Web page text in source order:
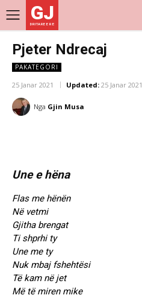
GJ
DRITARE E RE
Pjeter Ndrecaj
PAKATEGORI
25 Janar 2021 Updated: 25 Janar 2021
Nga Gjin Musa
Une e hëna
Flas me hënën
Në vetmi
Gjitha brengat
Ti shprhi ty
Une me ty
Nuk mbaj fshehtësi
Të kam në jet
Më të miren mike